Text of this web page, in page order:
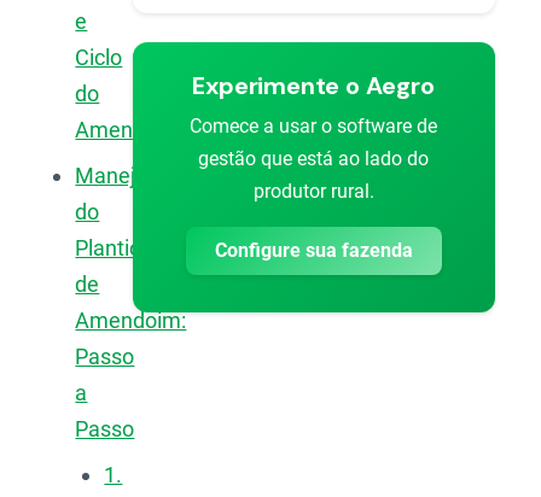
e
Ciclo
do
Amendoim
Manejo
do
Plantio
de
Amendoim:
Passo
a
Passo
1.
Experimente o Aegro
Comece a usar o software de
gestão que está ao lado do
produtor rural.
Configure sua fazenda